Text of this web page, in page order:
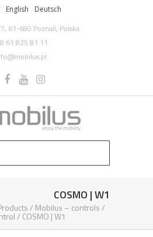
English Deutsch
61-680 Poznań, Polska
61 825 81 11
COSMO | W1
/ Mobilus – controls/
/ COSMO | W1